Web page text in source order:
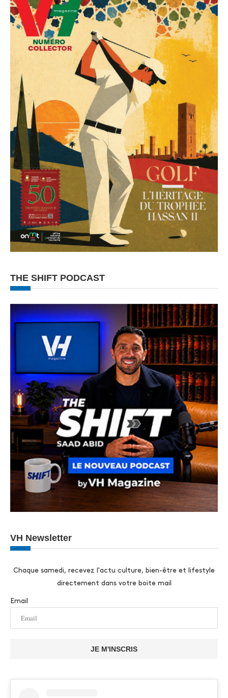
THE SHIFT PODCAST
VH Newsletter
Chaque samedi, recevez l'actu culture, bien-être et lifestyle
directement dans votre boite mail
Email
JE M'INSCRIS